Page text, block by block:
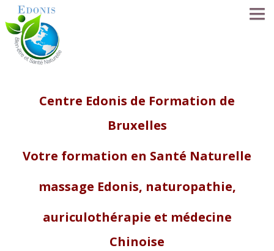
SE FORMER
LE RÉSEAU
NOS PRATICIENS
Centre Edonis de Formation de
Bruxelles
Votre formation en Santé Naturelle
massage Edonis, naturopathie,
auriculothérapie et médecine
Chinoise